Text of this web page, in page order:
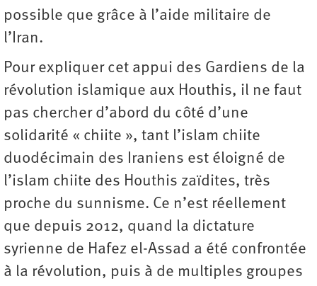
possible que grâce à l’aide militaire de
l’Iran.
Pour expliquer cet appui des Gardiens de la
révolution islamique aux Houthis, il ne faut
pas chercher d’abord du côté d’une
solidarité « chiite », tant l’islam chiite
duodécimain des Iraniens est éloigné de
l’islam chiite des Houthis zaïdites, très
proche du sunnisme. Ce n’est réellement
que depuis 2012, quand la dictature
syrienne de Hafez el-Assad a été confrontée
à la révolution, puis à de multiples groupes